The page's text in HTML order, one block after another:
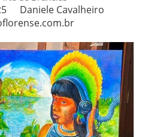
Daniele Cavalheiro